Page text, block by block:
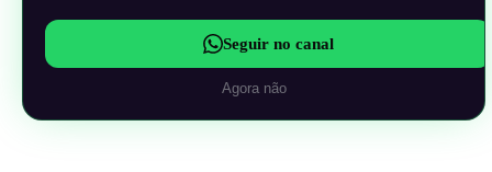
Seguir no canal
Agora não